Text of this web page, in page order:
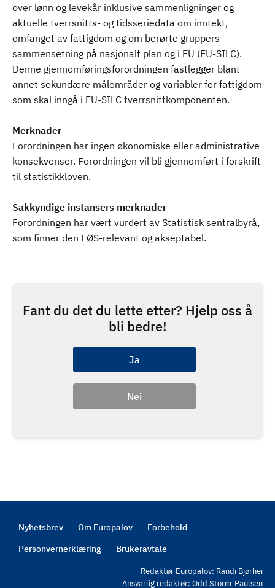
over lønn og levekår inklusive sammenligninger og
aktuelle tverrsnitts- og tidsseriedata om inntekt,
omfanget av fattigdom og om berørte gruppers
sammensetning på nasjonalt plan og i EU (EU-SILC).
Denne gjennomføringsforordningen fastlegger blant
annet sekundære målområder og variabler for fattigdom
som skal inngå i EU-SILC tverrsnittkomponenten.
Merknader
Forordningen har ingen økonomiske eller administrative
konsekvenser. Forordningen vil bli gjennomført i forskrift
til statistikkloven.
Sakkyndige instansers merknader
Forordningen har vært vurdert av Statistisk sentralbyrå,
som finner den EØS-relevant og akseptabel.
Fant du det du lette etter? Hjelp oss å
bli bedre!
Footer
Nyhetsbrev Om Europalov
Forbehold
Personvernerklæring
Brukeravtale
Redaktør Europalov: Randi Bjørhei
Ansvarlig redaktør: Odd Storm-Paulsen